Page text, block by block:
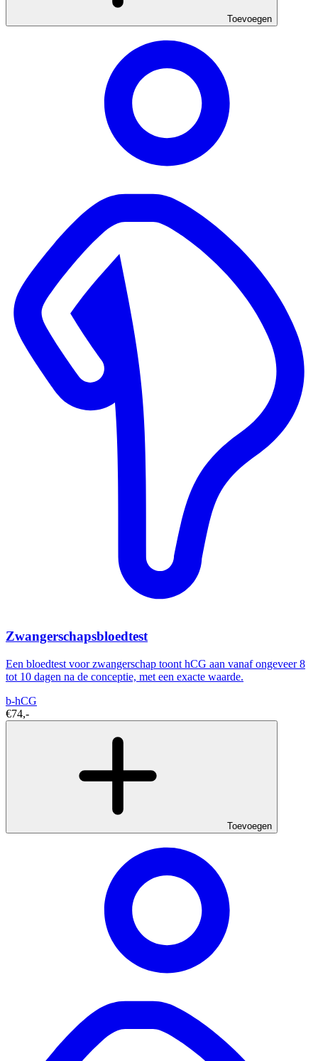
Toevoegen
Zwangerschapsbloedtest
Een bloedtest voor zwangerschap toont hCG aan vanaf ongeveer 8
tot 10 dagen na de conceptie, met een exacte waarde.
b-hCG
€74,-
Toevoegen